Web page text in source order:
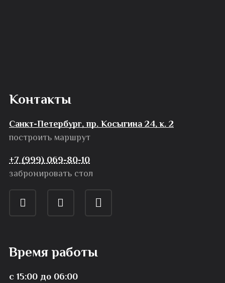
Контакты
Санкт-Петербург, пр. Косыгина 24, к. 2
построить маршрут
+7 (999) 069-80-10
забронировать стол
Время работы
с 15:00 до 06:00